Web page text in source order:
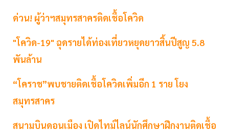
ด่วน! ผู้ว่าฯสมุทรสาครติดเชื้อโควิด
"โควิด-19" ฉุดรายได้ท่องเที่ยวหยุดยาวสิ้นปีสูญ 5.8
พันล้าน
“โคราช”พบชายติดเชื้อโควิดเพิ่มอีก 1 ราย โยง
สมุทรสาคร
สนามบินดอนเมือง เปิดไทม์ไลน์นักศึกษาฝึกงานติดเชื้อ